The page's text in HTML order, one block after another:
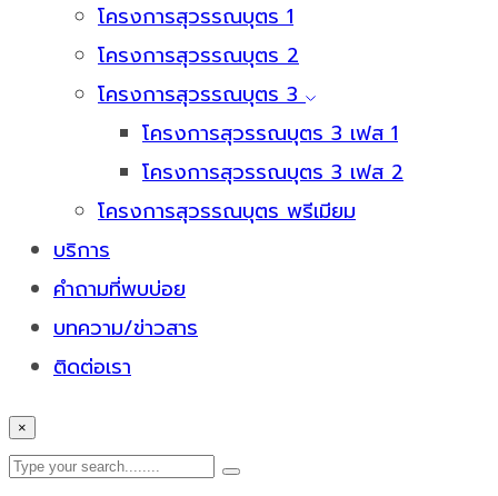
โครงการสุวรรณบุตร 1
โครงการสุวรรณบุตร 2
โครงการสุวรรณบุตร 3
โครงการสุวรรณบุตร 3 เฟส 1
โครงการสุวรรณบุตร 3 เฟส 2
โครงการสุวรรณบุตร พรีเมียม
บริการ
คำถามที่พบบ่อย
บทความ/ข่าวสาร
ติดต่อเรา
×